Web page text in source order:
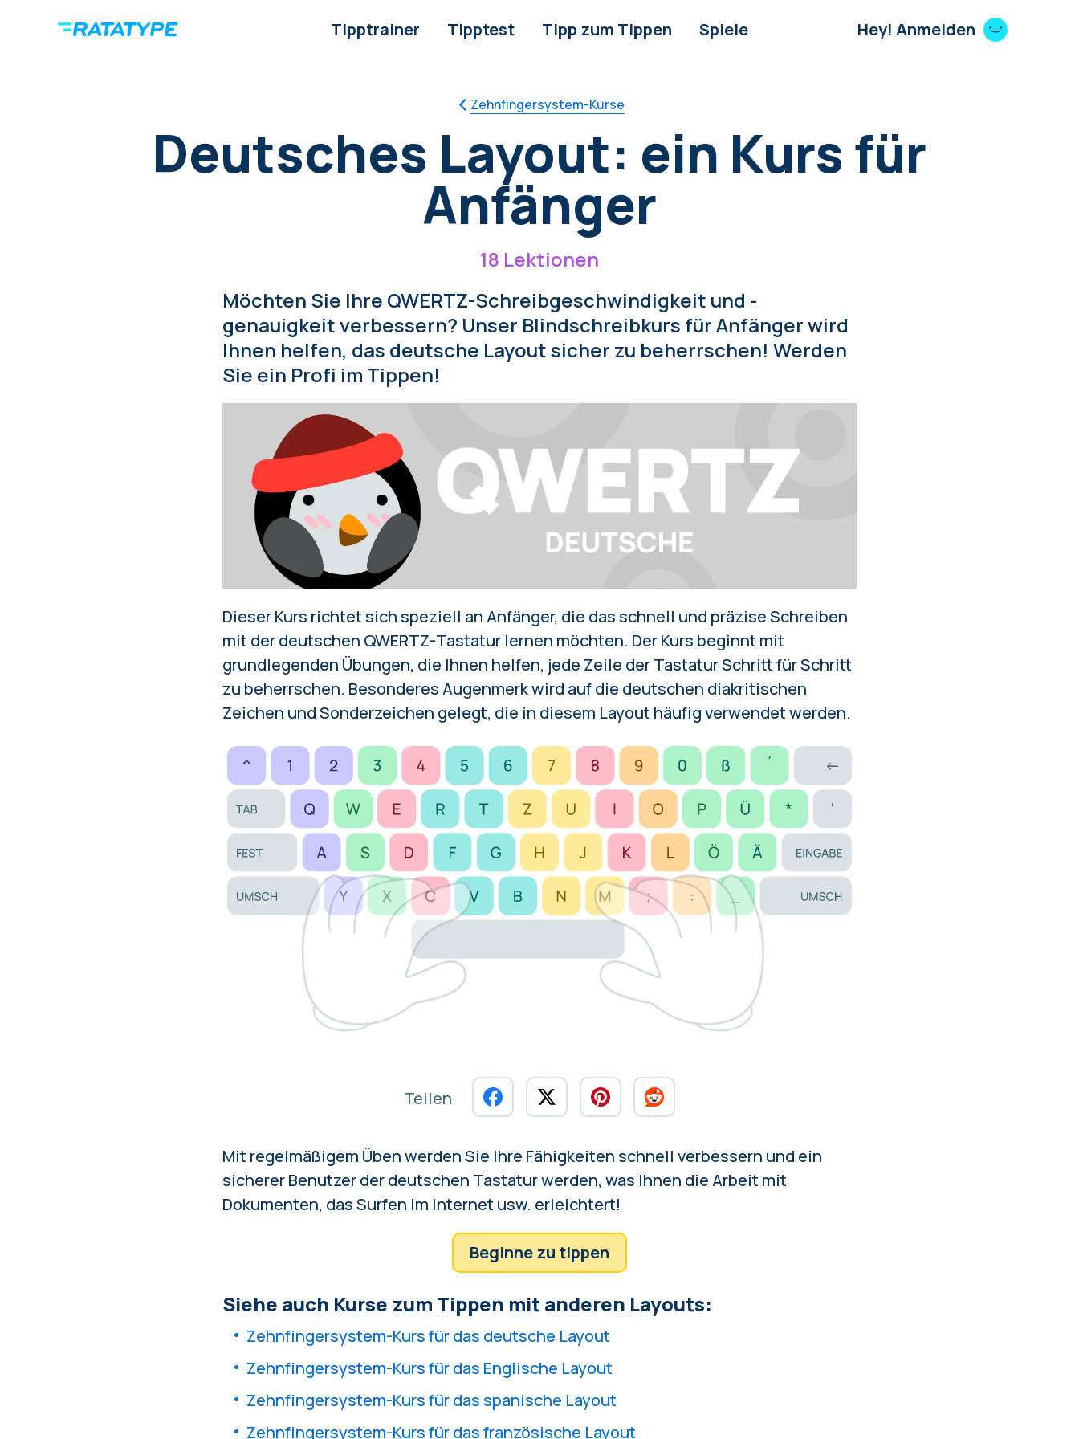
Tipptrainer Tipptest Tipp zum Tippen Spiele Hey! Anmelden
Zehnfingersystem-Kurse
Deutsches Layout: ein Kurs für
Anfänger
18 Lektionen
Möchten Sie Ihre QWERTZ-Schreibgeschwindigkeit und -
genauigkeit verbessern? Unser Blindschreibkurs für Anfänger wird
Ihnen helfen, das deutsche Layout sicher zu beherrschen! Werden
Sie ein Profi im Tippen!
Dieser Kurs richtet sich speziell an Anfänger, die dasschnell und präziseSchreiben
mit der deutschen QWERTZ-Tastatur lernen möchten. Der Kurs beginnt mit
grundlegenden Übungen, die Ihnen helfen, jede Zeile der Tastatur Schritt für Schritt
zu beherrschen. Besonderes Augenmerk wird auf die deutschen diakritischen
Zeichen und Sonderzeichen gelegt, die in diesem Layout häufig verwendet werden.
Teilen
Mit regelmäßigem Üben werden Sie Ihre Fähigkeiten schnell verbessern und ein
sicherer Benutzer der deutschen Tastatur werden, was Ihnen die Arbeit mit
Dokumenten, das Surfen im Internet usw. erleichtert!
Beginne zu tippen
Siehe auch Kurse zum Tippen mit anderen Layouts:
Zehnfingersystem-Kurs für das deutsche Layout
Zehnfingersystem-Kurs für das Englische Layout
Zehnfingersystem-Kurs für das spanische Layout
Zehnfingersystem-Kurs für das französische Layout